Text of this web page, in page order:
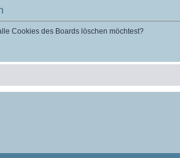
Cookies des Boards löschen möchtest?